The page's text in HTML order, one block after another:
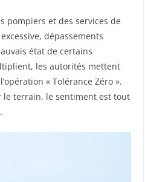
pompiers et des services de
dépassements
état de certains
les autorités mettent
« Tolérance Zéro ».
le terrain, le sentiment est tout